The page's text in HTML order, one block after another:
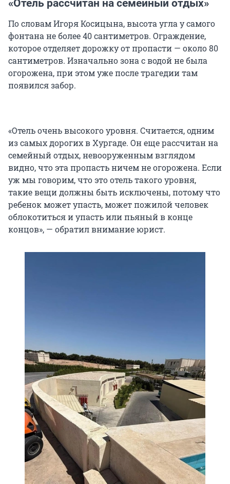
«Отель рассчитан на семейный отдых»
По словам Игоря Косицына, высота угла у самого
фонтана не более 40 сантиметров. Ограждение,
которое отделяет дорожку от пропасти — около 80
сантиметров. Изначально зона с водой не была
огорожена, при этом уже после трагедии там
появился забор.
«Отель очень высокого уровня. Считается, одним
из самых дорогих в Хургаде. Он еще рассчитан на
семейный отдых, невооруженным взглядом
видно, что эта пропасть ничем не огорожена. Если
уж мы говорим, что это отель такого уровня,
такие вещи должны быть исключены, потому что
ребенок может упасть, может пожилой человек
облокотиться и упасть или пьяный в конце
концов», — обратил внимание юрист.